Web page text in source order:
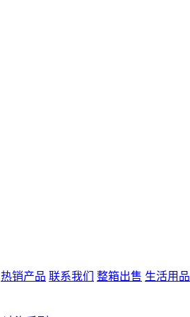
热销产品 联系我们 整箱出售 生活用品